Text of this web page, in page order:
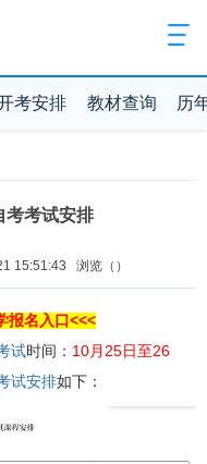
考安排 教材查询 历
考考试安排
15:51:43 浏览（ ）
报名入口<<<
试时间： 10月25日至26
试安排如下：